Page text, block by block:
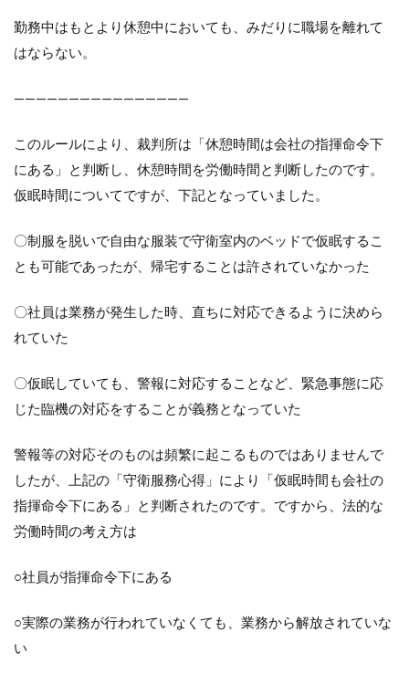
勤務中はもとより休憩中においても、みだりに職場を離れて
はならない。
————————————————
このルールにより、裁判所は「休憩時間は会社の指揮命令下
にある」と判断し、休憩時間を労働時間と判断したのです。
仮眠時間についてですが、下記となっていました。
〇制服を脱いで自由な服装で守衛室内のベッドで仮眠するこ
とも可能であったが、帰宅することは許されていなかった
〇社員は業務が発生した時、直ちに対応できるように決めら
れていた
〇仮眠していても、警報に対応することなど、緊急事態に応
じた臨機の対応をすることが義務となっていた
警報等の対応そのものは頻繁に起こるものではありませんで
したが、上記の「守衛服務心得」により「仮眠時間も会社の
指揮命令下にある」と判断されたのです。ですから、法的な
労働時間の考え方は
○社員が指揮命令下にある
○実際の業務が行われていなくても、業務から解放されていな
い